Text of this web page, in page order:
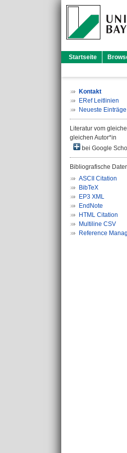
Startseite
Kontakt
ERef Leitlinien
Neueste Einträge
Literatur vom
gleichen Autor*in
bei Google
Bibliografische
ASCII Citation
BibTeX
EP3 XML
EndNote
HTML Citation
Multiline CSV
Reference